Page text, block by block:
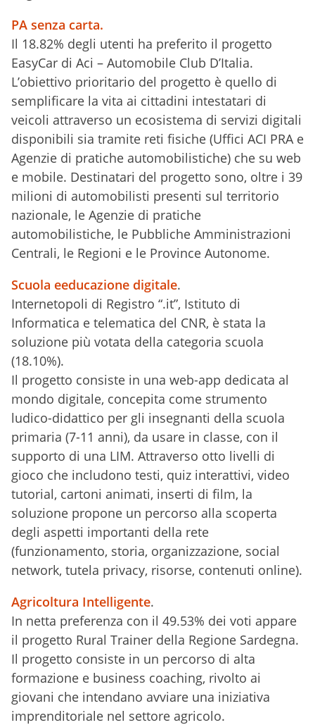
PA senza carta.
Il 18.82% degli utenti ha preferito il progetto
EasyCar di Aci – Automobile Club D’Italia.
L’obiettivo prioritario del progetto è quello di
semplificare la vita ai cittadini intestatari di
veicoli attraverso un ecosistema di servizi digitali
disponibili sia tramite reti fisiche (Uffici ACI PRA e
Agenzie di pratiche automobilistiche) che su web
e mobile. Destinatari del progetto sono, oltre i 39
milioni di automobilisti presenti sul territorio
nazionale, le Agenzie di pratiche
automobilistiche, le Pubbliche Amministrazioni
Centrali, le Regioni e le Province Autonome.
Scuola eeducazione digitale.
Internetopoli di Registro “.it”, Istituto di
Informatica e telematica del CNR, è stata la
soluzione più votata della categoria scuola
(18.10%).
Il progetto consiste in una web-app dedicata al
mondo digitale, concepita come strumento
ludico-didattico per gli insegnanti della scuola
primaria (7-11 anni), da usare in classe, con il
supporto di una LIM. Attraverso otto livelli di
gioco che includono testi, quiz interattivi, video
tutorial, cartoni animati, inserti di film, la
soluzione propone un percorso alla scoperta
degli aspetti importanti della rete
(funzionamento, storia, organizzazione, social
network, tutela privacy, risorse, contenuti online).
Agricoltura Intelligente.
In netta preferenza con il 49.53% dei voti appare
il progetto Rural Trainer della Regione Sardegna.
Il progetto consiste in un percorso di alta
formazione e business coaching, rivolto ai
giovani che intendano avviare una iniziativa
imprenditoriale nel settore agricolo.